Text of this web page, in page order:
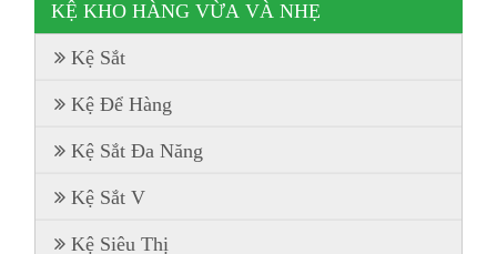
KỆ KHO HÀNG VỪA VÀ NHẸ
Kệ Sắt
Kệ Để Hàng
Kệ Sắt Đa Năng
Kệ Sắt V
Kệ Siêu Thị